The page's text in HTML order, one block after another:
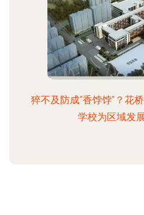
猝不及防成“香饽饽”？花
学校为区域发